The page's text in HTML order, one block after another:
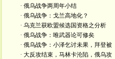
· 俄乌战争两周年小结
· 俄乌战争：戈兰高地化？
· 乌克兰获欧盟候选国资格之分析
· 俄乌战争：唯武器论可修矣
· 俄乌战争：小泽乞讨未果，拜登被
· 大反攻结束，马林卡沦陷，俄乌攻